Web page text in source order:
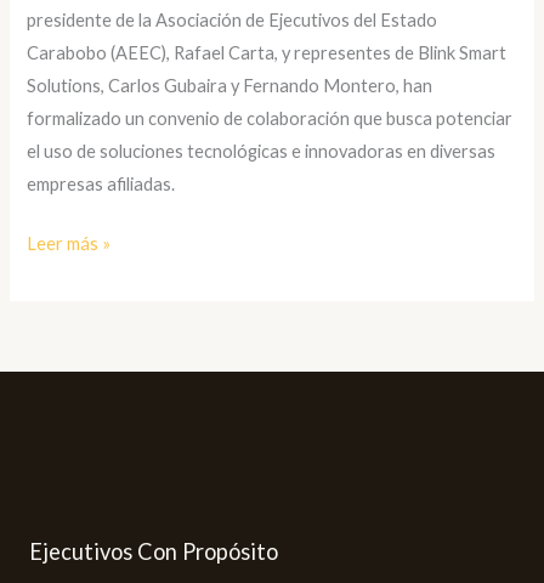
presidente de la Asociación de Ejecutivos del Estado
Carabobo (AEEC), Rafael Carta, y representes de Blink Smart
Solutions, Carlos Gubaira y Fernando Montero, han
formalizado un convenio de colaboración que busca potenciar
el uso de soluciones tecnológicas e innovadoras en diversas
empresas afiliadas.
Solutions
firman
convenio
de
colaboración
para
la
Leer más »
Ejecutivos Con Propósito